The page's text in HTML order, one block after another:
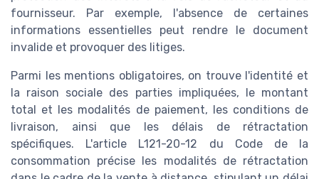
fournisseur. Par exemple, l'absence de certaines
informations essentielles peut rendre le document
invalide et provoquer des litiges.
Parmi les mentions obligatoires, on trouve l'identité et
la raison sociale des parties impliquées, le montant
total et les modalités de paiement, les conditions de
livraison, ainsi que les délais de rétractation
spécifiques. L'article L121-20-12 du Code de la
consommation précise les modalités de rétractation